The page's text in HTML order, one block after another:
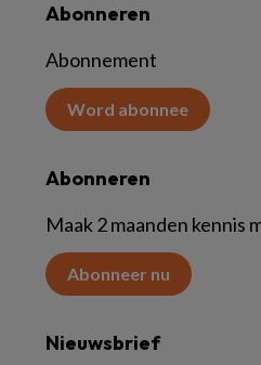
Abonneren
Abonnement
Word abonnee
Abonneren
Maak 2 maanden kennis
Abonneer nu
Nieuwsbrief